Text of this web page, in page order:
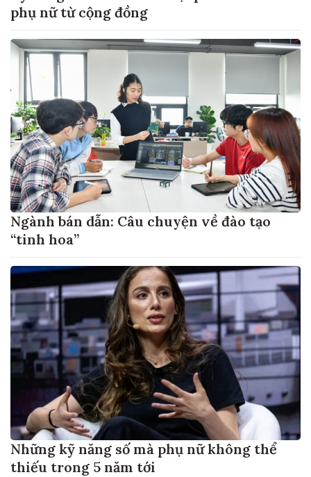
phụ nữ từ cộng đồng
Ngành bán dẫn: Câu chuyện về đào tạo
“tinh hoa”
Những kỹ năng số mà phụ nữ không thể
thiếu trong 5 năm tới